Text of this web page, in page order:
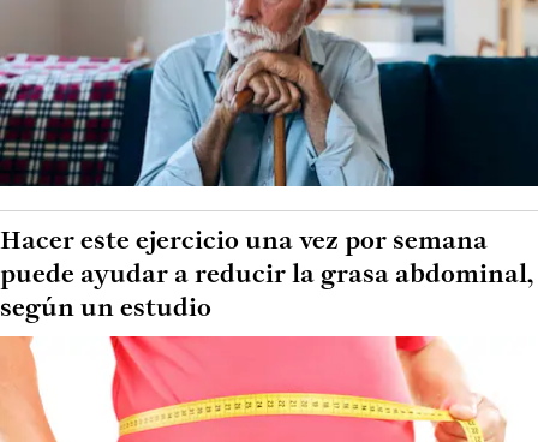
Hacer este ejercicio una vez por semana
puede ayudar a reducir la grasa abdominal,
según un estudio